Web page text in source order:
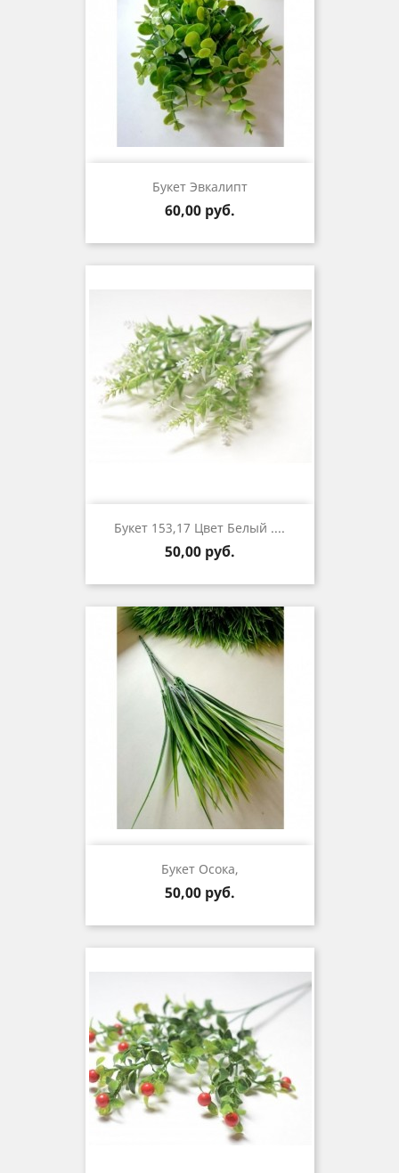
Букет Эвкалипт
Цена
60,00 руб.
Букет 153,17 Цвет Белый ....
Цена
50,00 руб.
Букет Осока,
Цена
50,00 руб.